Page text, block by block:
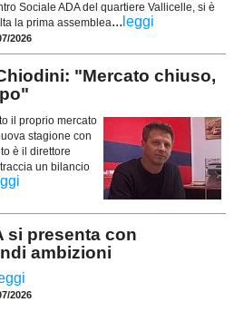
Sociale ADA del quartiere Vallicelle, si è
la prima assemblea... leggi
2026
"Mercato chiuso,
il proprio mercato
stagione con
è il direttore
un bilancio
si presenta con
ambizioni
2026